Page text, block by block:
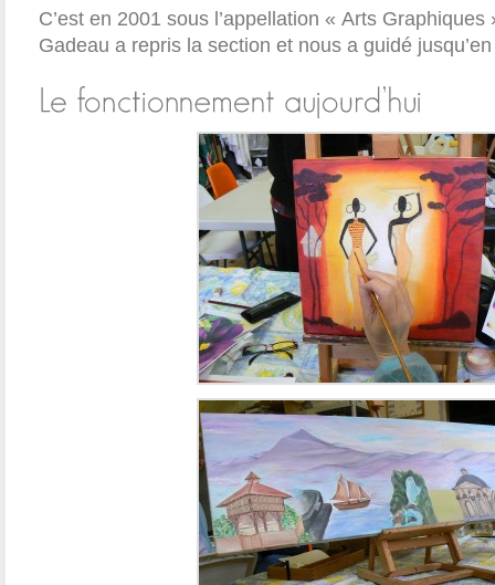
C’est en 2001 sous l’appellation « Arts Graphiques
Gadeau a repris la section et nous a guidé